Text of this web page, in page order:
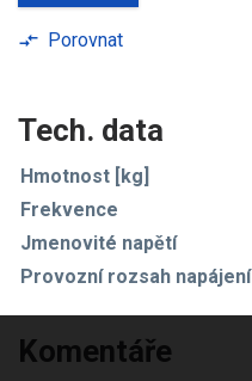
compare_arrows Porovnat
Tech. data
Hmotnost [kg]
Frekvence
Jmenovité napětí
Provozní rozsah napájení
Komentáře